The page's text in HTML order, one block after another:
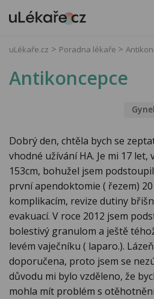
uLékaře.cz Poradna lékaře
Antikoncepce
Dobrý den, chtěla bych se
vhodné užívání HA. Je mi 17 let,
153cm, bohužel jsem
první apendoktomie ( řezem)
komplikacím, revize dutiny
evakuací. V roce 2012 jsem
bolestivý granulom a ještě
levém vaječníku ( laparo.).
doporučena, proto jsem se
důvodu mi bylo vzděleno, že
mohla mít problém s